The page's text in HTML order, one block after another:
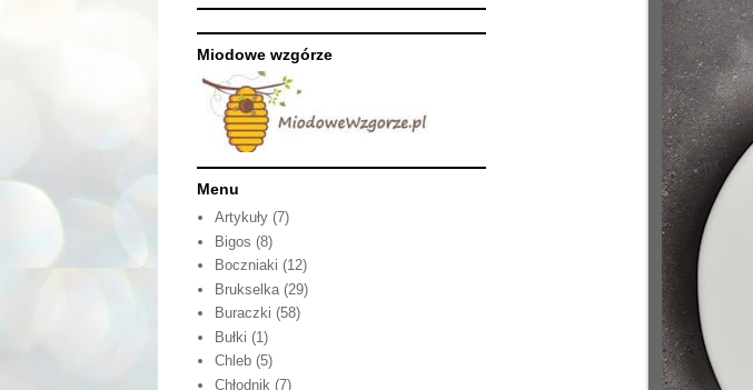
Miodowe wzgórze
Menu
Artykuły (7)
Bigos (8)
Boczniaki (12)
Brukselka (29)
Buraczki (58)
Bułki (1)
Chleb (5)
Chłodnik (7)